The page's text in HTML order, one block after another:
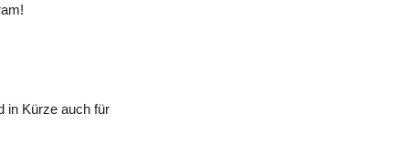
in Kürze auch für